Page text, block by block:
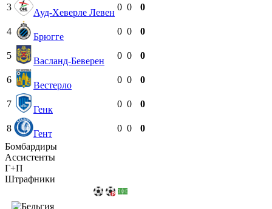
3
Ауд-Хеверле Левен
0 0 0
4
Брюгге
0 0 0
5
Васланд-Беверен
0 0 0
6
Вестерло
0 0 0
7
Генк
0 0 0
8
Гент
0 0
0
Бомбардиры
Ассистенты
Г+П
Штрафники